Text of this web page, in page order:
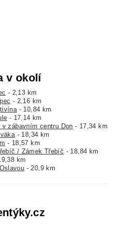
v okolí
- 2,13 km
- 2,16 km
- 10,84 km
- 17,14 km
v zábavním centru Don - 17,34 km
- 18,34 km
- 18,57 km
/ Zámek Třebíč - 18,84 km
km
- 20,9 km